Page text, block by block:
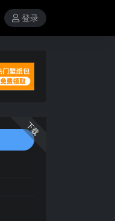
登录
下载